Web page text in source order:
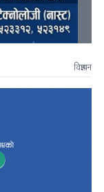
विज्ञापन